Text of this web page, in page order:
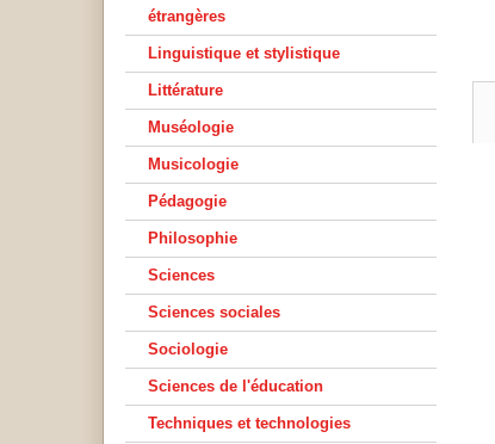
étrangères
Linguistique et stylistique
Littérature
Muséologie
Musicologie
Pédagogie
Philosophie
Sciences
Sciences sociales
Sociologie
Sciences de l'éducation
Techniques et technologies